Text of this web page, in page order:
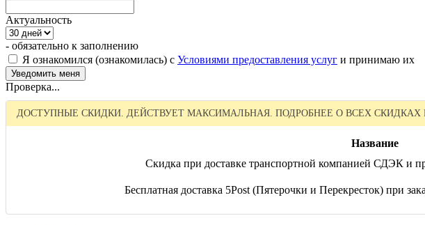
Актуальность
- обязательно к заполнению
Я ознакомился (ознакомилась) с Условиями предоставления услуг и принимаю их
Проверка...
ДОСТУПНЫЕ СКИДКИ. ДЕЙСТВУЕТ МАКСИМАЛЬНАЯ. ПОДРОБНЕЕ О ВСЕХ СКИДКАХ
Название
Скидка при доставке транспортной компанией СДЭК и
Бесплатная доставка 5Post (Пятерочки и Перекресток) при